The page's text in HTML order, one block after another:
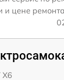
цене
X6